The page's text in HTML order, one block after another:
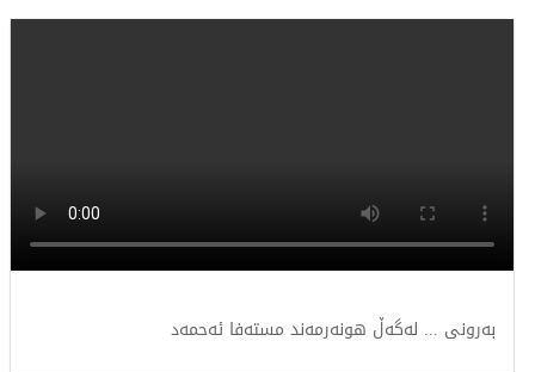
بەرونی ... لەگەڵ هونەرمەند مستەفا ئەحمەد